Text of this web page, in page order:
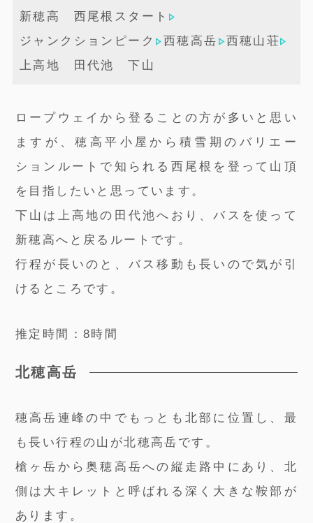
新穂高 西尾根スタート
ジャンクションピーク
西穂高岳
西穂山荘
上高地 田代池 下山
ロープウェイから登ることの方が多いと思い
ますが、穂高平小屋から積雪期のバリエー
ションルートで知られる西尾根を登って山頂
を目指したいと思っています。
下山は上高地の田代池へおり、バスを使って
新穂高へと戻るルートです。
行程が長いのと、バス移動も長いので気が引
けるところです。
推定時間：8時間
北穂高岳
穂高岳連峰の中でもっとも北部に位置し、最
も長い行程の山が北穂高岳です。
槍ヶ岳から奥穂高岳への縦走路中にあり、北
側は大キレットと呼ばれる深く大きな鞍部が
あります。